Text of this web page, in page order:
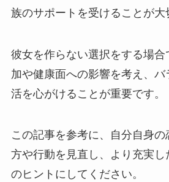
族のサポートを受けることが大
彼女を作らない選択をする場合
加や健康面への影響を考え、バ
活を心がけることが重要です。
この記事を参考に、自分自身の
方や行動を見直し、より充実し
のヒントにしてください。